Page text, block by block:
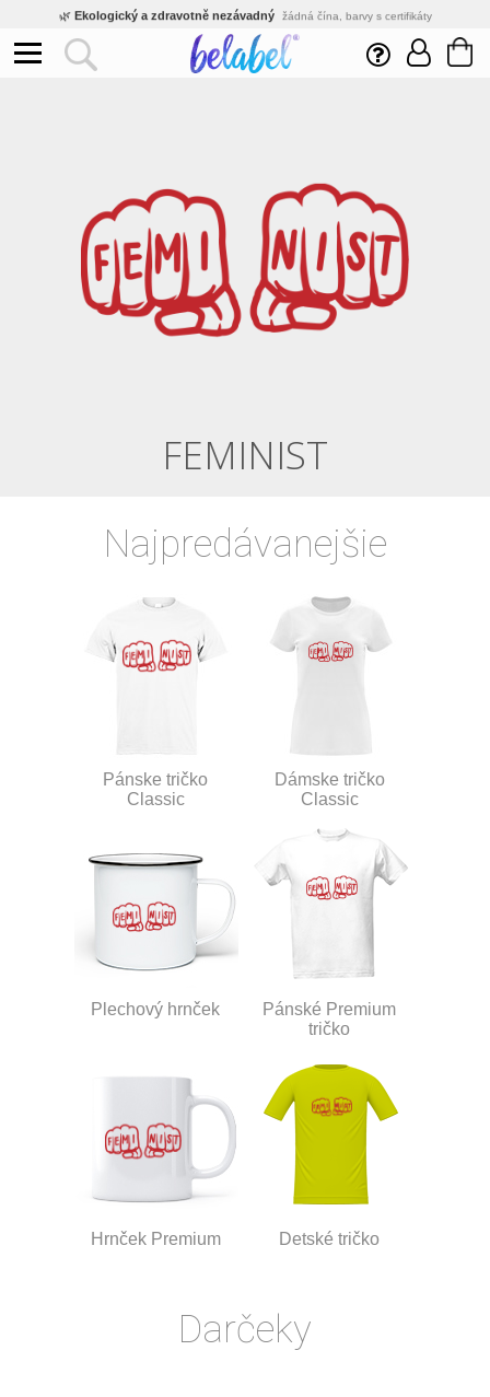
🌿 Ekologický a zdravotně nezávadný žádná čína, barvy s certifikáty
Inovativní výroba vlastní vývoj, nejnovější technologie
Rychlé dodání expedujeme do 24h
FEMINIST
Najpredávanejšie
Pánske tričko
Classic
Dámske tričko
Classic
Plechový hrnček
Pánské Premium
tričko
Hrnček Premium Detské tričko
Darčeky